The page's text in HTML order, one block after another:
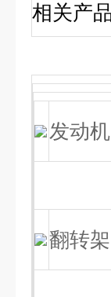
相关产品
发动
翻转